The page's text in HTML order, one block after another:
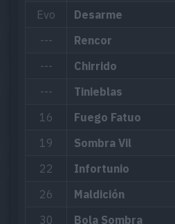
Evo
Desarme
---
Rencor
---
Chirrido
---
Tinieblas
16
Fuego Fatuo
19
Sombra Vil
22
Infortunio
26
Maldición
30
Bola Sombra